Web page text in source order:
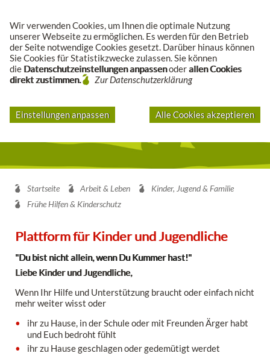
Wir verwenden Cookies, um Ihnen die optimale Nutzung
unserer Webseite zu ermöglichen. Es werden für den Betrieb
der Seite notwendige Cookies gesetzt. Darüber hinaus können
Sie Cookies für Statistikzwecke zulassen. Sie können
die Datenschutzeinstellungen anpassenoderallen Cookies
direkt zustimmen.
Zur Datenschutzerklärung
Einstellungen anpassen Alle Cookies akzeptieren
Startseite Arbeit & Leben
Kinder, Jugend & Familie
Frühe Hilfen & Kinderschutz
Plattform für Kinder und Jugendliche
"Du bist nicht allein, wenn Du Kummer hast!"
Liebe Kinder und Jugendliche,
Wenn Ihr Hilfe und Unterstützung braucht oder einfach nicht
mehr weiter wisst oder
ihr zu Hause, in der Schule oder mit Freunden Ärger habt
und Euch bedroht fühlt
ihr zu Hause geschlagen oder gedemütigt werdet